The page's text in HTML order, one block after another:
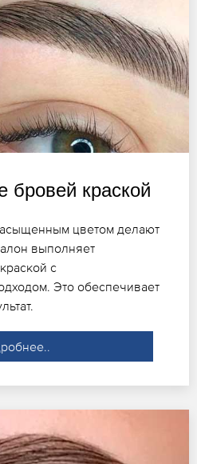
бровей краской
цветом делают
выполняет
с
Это обеспечивает